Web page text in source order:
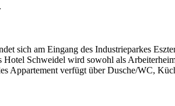
sich am Eingang des Industrieparkes
Schweidel wird sowohl als
Appartement verfügt über Dusche/WC,